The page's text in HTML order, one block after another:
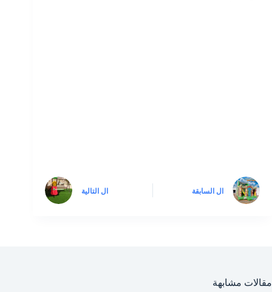
ال السابقة ال التالية
مقالات مشابهة